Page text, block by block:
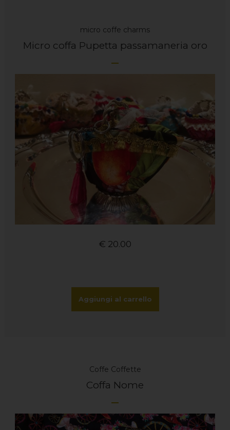
micro coffe charms
Micro coffa Pupetta passamaneria oro
€ 20.00
Aggiungi al carrello
Coffe Coffette
Coffa Nome